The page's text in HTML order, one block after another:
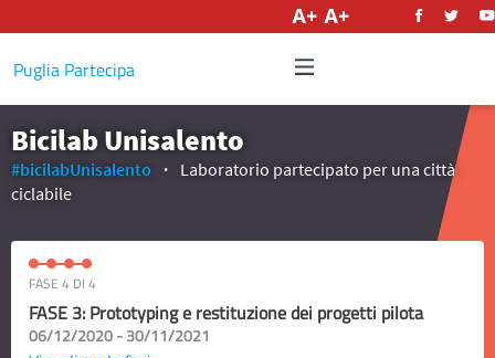
Puglia Partecipa
Bicilab Unisalento
#bicilabUnisalento
Laboratorio partecipato per una città
ciclabile
FASE 4 DI 4
FASE 3: Prototyping e restituzione dei progetti pilota
06/12/2020 - 30/11/2021